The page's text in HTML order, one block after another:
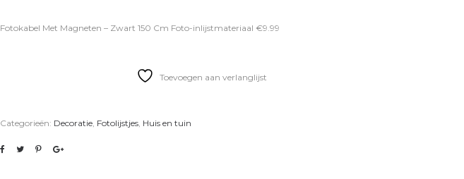
Fotokabel Met Magneten – Zwart 150 Cm Foto-inlijstmateriaal €9.99
Toevoegen aan verlanglijst
Categorieën: Decoratie, Fotolijstjes, Huis en tuin